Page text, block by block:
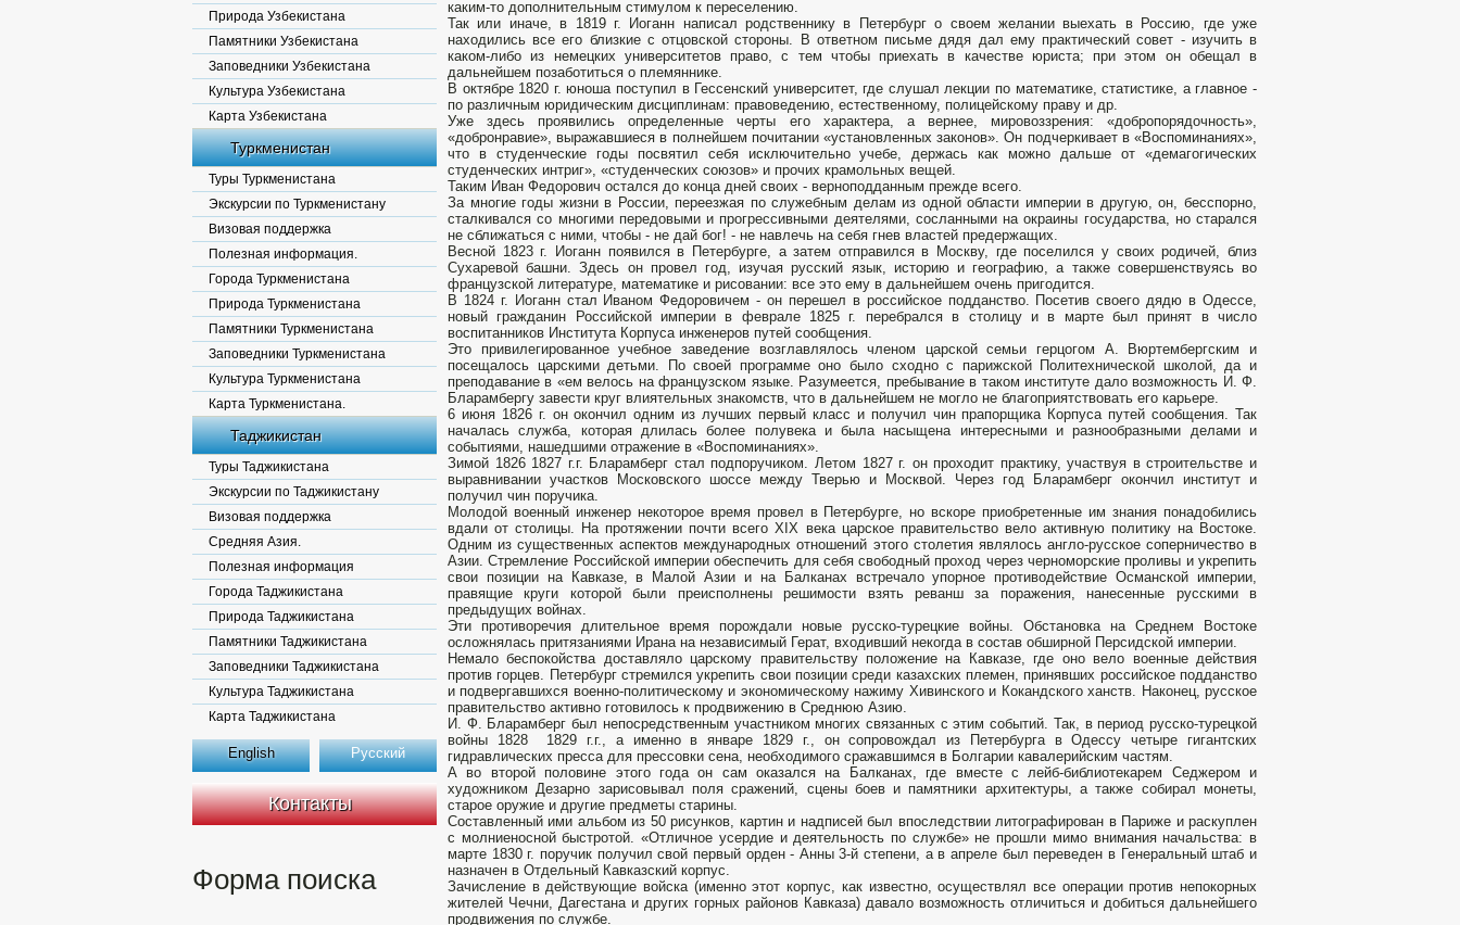
Природа Узбекистана
Памятники Узбекистана
Заповедники Узбекистана
Культура Узбекистана
Карта Узбекистана
Туркменистан
Туры Туркменистана
Экскурсии по Туркменистану
Визовая поддержка
Полезная информация.
Города Туркменистана
Природа Туркменистана
Памятники Туркменистана
Заповедники Туркменистана
Культура Туркменистана
Карта Туркменистана.
Таджикистан
Туры Таджикистана
Экскурсии по Таджикистану
Визовая поддержка
Средняя Азия.
Полезная информация
Города Таджикистана
Природа Таджикистана
Памятники Таджикистана
Заповедники Таджикистана
Культура Таджикистана
Карта Таджикистана
English Русский
Контакты
Форма поиска
каким-то дополнительным стимулом к переселению.
Так или иначе, в 1819 г. Иоганн написал родственнику в Петербург о своем желании выехать в Россию, где уже
находились все его близкие с отцовской стороны. В ответном письме дядя дал ему практический совет - изучить в
каком-либо из немецких университетов право, с тем чтобы приехать в качестве юриста; при этом он обещал в
дальнейшем позаботиться о племяннике.
В октябре 1820 г. юноша поступил в Гессенский университет, где слушал лекции по математике, статистике, а главное -
по различным юридическим дисциплинам: правоведению, естественному, полицейскому праву и др.
Уже здесь проявились определенные черты его характера, а вернее, мировоззрения: «добропорядочность»,
«добронравие», выражавшиеся в полнейшем почитании «установленных законов». Он подчеркивает в «Воспоминаниях»,
что в студенческие годы посвятил себя исключительно учебе, держась как можно дальше от «демагогических
студенческих интриг», «студенческих союзов» и прочих крамольных вещей.
Таким Иван Федорович остался до конца дней своих - верноподданным прежде всего.
За многие годы жизни в России, переезжая по служебным делам из одной области империи в другую, он, бесспорно,
сталкивался со многими передовыми и прогрессивными деятелями, сосланными на окраины государства, но старался
не сближаться с ними, чтобы - не дай бог! - не навлечь на себя гнев властей предержащих.
Весной 1823 г. Иоганн появился в Петербурге, а затем отправился в Москву, где поселился у своих родичей, близ
Сухаревой башни. Здесь он провел год, изучая русский язык, историю и географию, а также совершенствуясь во
французской литературе, математике и рисовании: все это ему в дальнейшем очень пригодится.
В 1824 г. Иоганн стал Иваном Федоровичем - он перешел в российское подданство. Посетив своего дядю в Одессе,
новый гражданин Российской империи в феврале 1825 г. перебрался в столицу и в марте был принят в число
воспитанников Института Корпуса инженеров путей сообщения.
Это привилегированное учебное заведение возглавлялось членом царской семьи герцогом А. Вюртембергским и
посещалось царскими детьми. По своей программе оно было сходно с парижской Политехнической школой, да и
преподавание в «ем велось на французском языке. Разумеется, пребывание в таком институте дало возможность И. Ф.
Бларамбергу завести круг влиятельных знакомств, что в дальнейшем не могло не благоприятствовать его карьере.
6 июня 1826 г. он окончил одним из лучших первый класс и получил чин прапорщика Корпуса путей сообщения. Так
началась служба, которая длилась более полувека и была насыщена интересными и разнообразными делами и
событиями, нашедшими отражение в «Воспоминаниях».
Зимой 1826 1827 г.г. Бларамберг стал подпоручиком. Летом 1827 г. он проходит практику, участвуя в строительстве и
выравнивании участков Московского шоссе между Тверью и Москвой. Через год Бларамберг окончил институт и
получил чин поручика.
Молодой военный инженер некоторое время провел в Петербурге, но вскоре приобретенные им знания понадобились
вдали от столицы. На протяжении почти всего XIX века царское правительство вело активную политику на Востоке.
Одним из существенных аспектов международных отношений этого столетия являлось англо-русское соперничество в
Азии. Стремление Российской империи обеспечить для себя свободный проход через черноморские проливы и укрепить
свои позиции на Кавказе, в Малой Азии и на Балканах встречало упорное противодействие Османской империи,
правящие круги которой были преисполнены решимости взять реванш за поражения, нанесенные русскими в
предыдущих войнах.
Эти противоречия длительное время порождали новые русско-турецкие войны. Обстановка на Среднем Востоке
осложнялась притязаниями Ирана на независимый Герат, входивший некогда в состав обширной Персидской империи.
Немало беспокойства доставляло царскому правительству положение на Кавказе, где оно вело военные действия
против горцев. Петербург стремился укрепить свои позиции среди казахских племен, принявших российское подданство
и подвергавшихся военно-политическому и экономическому нажиму Хивинского и Кокандского ханств. Наконец, русское
правительство активно готовилось к продвижению в Среднюю Азию.
И. Ф. Бларамберг был непосредственным участником многих связанных с этим событий. Так, в период русско-турецкой
войны 1828 1829 г.г., а именно в январе 1829 г., он сопровождал из Петербурга в Одессу четыре гигантских
гидравлических пресса для прессовки сена, необходимого сражавшимся в Болгарии кавалерийским частям.
А во второй половине этого года он сам оказался на Балканах, где вместе с лейб-библиотекарем Седжером и
художником Дезарно зарисовывал поля сражений, сцены боев и памятники архитектуры, а также собирал монеты,
старое оружие и другие предметы старины.
Составленный ими альбом из 50 рисунков, картин и надписей был впоследствии литографирован в Париже и раскуплен
с молниеносной быстротой. «Отличное усердие и деятельность по службе» не прошли мимо внимания начальства: в
марте 1830 г. поручик получил свой первый орден - Анны 3-й степени, а в апреле был переведен в Генеральный штаб и
назначен в Отдельный Кавказский корпус.
Зачисление в действующие войска (именно этот корпус, как известно, осуществлял все операции против непокорных
жителей Чечни, Дагестана и других горных районов Кавказа) давало возможность отличиться и добиться дальнейшего
продвижения по службе.